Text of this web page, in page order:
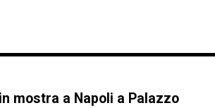
mostra a Napoli a Palazzo